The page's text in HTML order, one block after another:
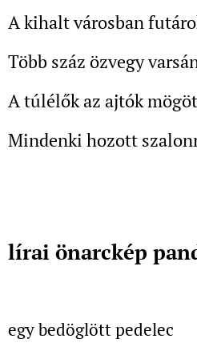
A kihalt városban
Több száz özvegy
A túlélők az ajtók
Mindenki hozott
lírai önarckép
egy bedöglöttpedelec